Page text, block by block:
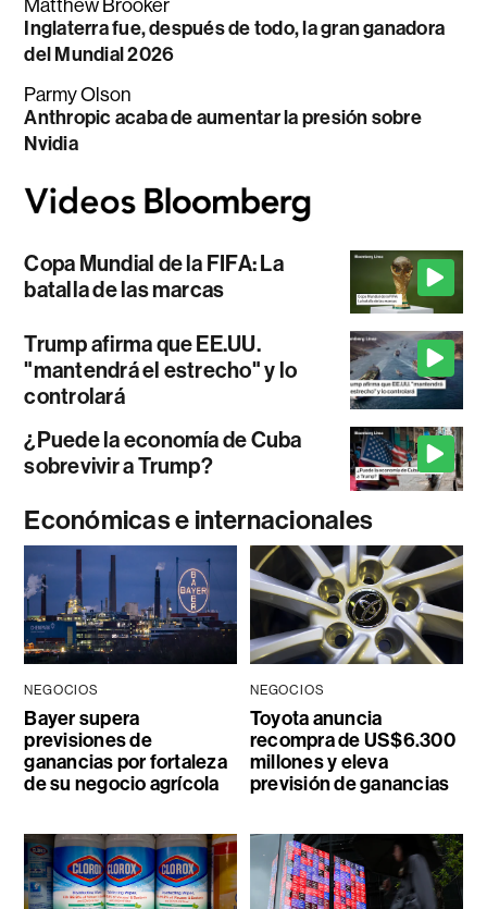
Matthew Brooker
Inglaterra fue, después de todo, la gran ganadora
del Mundial 2026
Parmy Olson
Anthropic acaba de aumentar la presión sobre
Nvidia
Copa Mundial de la FIFA: La
batalla de las marcas
Trump afirma que EE.UU.
"mantendrá el estrecho" y lo
controlará
¿Puede la economía de Cuba
sobrevivir a Trump?
Económicas e internacionales
NEGOCIOS
Bayer supera
previsiones de
ganancias por fortaleza
de su negocio agrícola
NEGOCIOS
Toyota anuncia
recompra de US$6.300
millones y eleva
previsión de ganancias